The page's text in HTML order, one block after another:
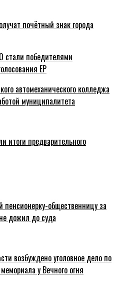
почётный знак города
стали победителями
ЕР
автомеханического колледжа
муниципалитета
итоги предварительного
пенсионерку-общественницу за
дожил до суда
возбуждено уголовное дело по
у Вечного огня